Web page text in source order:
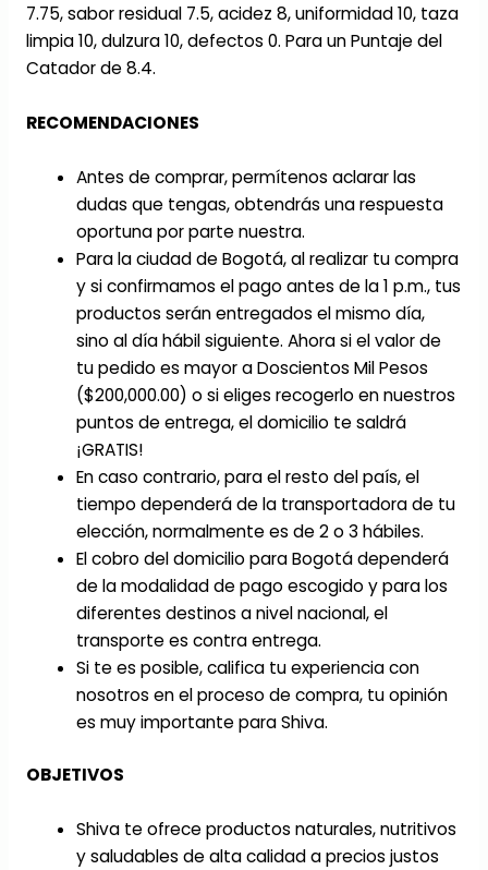
7.75, sabor residual 7.5, acidez 8, uniformidad 10, taza
limpia 10, dulzura 10, defectos 0. Para un Puntaje del
Catador de 8.4.
RECOMENDACIONES
Antes de comprar, permítenos aclarar las
dudas que tengas, obtendrás una respuesta
oportuna por parte nuestra.
Para la ciudad de Bogotá, al realizar tu compra
y si confirmamos el pago antes de la 1 p.m., tus
productos serán entregados el mismo día,
sino al día hábil siguiente. Ahora si el valor de
tu pedido es mayor a Doscientos Mil Pesos
($200,000.00) o si eliges recogerlo en nuestros
puntos de entrega, el domicilio te saldrá
¡GRATIS!
En caso contrario, para el resto del país, el
tiempo dependerá de la transportadora de tu
elección, normalmente es de 2 o 3 hábiles.
El cobro del domicilio para Bogotá dependerá
de la modalidad de pago escogido y para los
diferentes destinos a nivel nacional, el
transporte es contra entrega.
Si te es posible, califica tu experiencia con
nosotros en el proceso de compra, tu opinión
es muy importante para Shiva.
OBJETIVOS
Shiva te ofrece productos naturales, nutritivos
y saludables de alta calidad a precios justos